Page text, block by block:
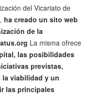
del Vicariato de
ha creado un sito web
de la
La misma ofrece
las posibilidades
previstas,
la viabilidad y un
las principales